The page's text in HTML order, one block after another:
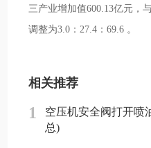
三产业增加值600.13亿元，
调整为3.0：27.4：69.6 。
相关推荐
1
空压机安全阀打开喷
总)